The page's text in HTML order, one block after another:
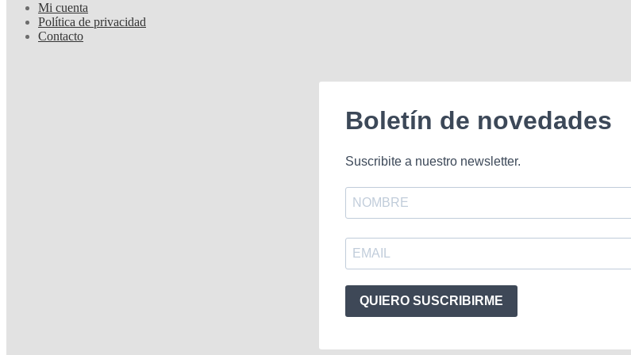
Mi cuenta
Política de privacidad
Contacto
Boletín de novedades
Suscribite a nuestro newsletter.
QUIERO SUSCRIBIRME